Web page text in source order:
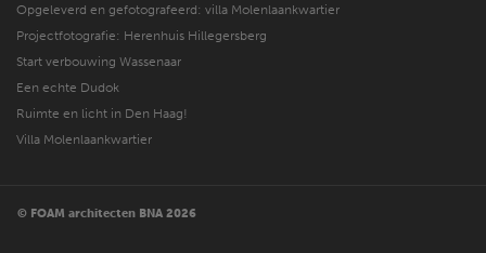
Opgeleverd en gefotografeerd: villa Molenlaankwartier
Projectfotografie: Herenhuis Hillegersberg
Start verbouwing Wassenaar
Een echte Dudok
Ruimte en licht in Den Haag!
Villa Molenlaankwartier
© FOAM architecten BNA 2026